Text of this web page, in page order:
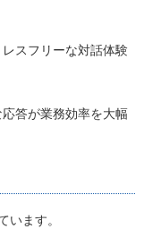
スフリーな対話体験
答が業務効率を大幅
ます。